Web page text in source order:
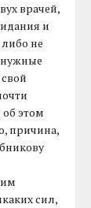
врачей,
и
не
этом
причина,
сил,